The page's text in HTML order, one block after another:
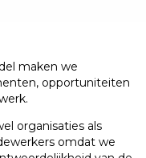
maken we
opportuniteiten
organisaties als
omdat we